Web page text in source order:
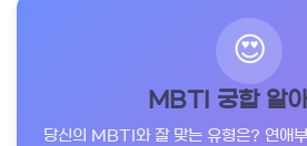
😍
MBTI 궁합 알아
당신의 MBTI와 잘 맞는 유형은? 연애